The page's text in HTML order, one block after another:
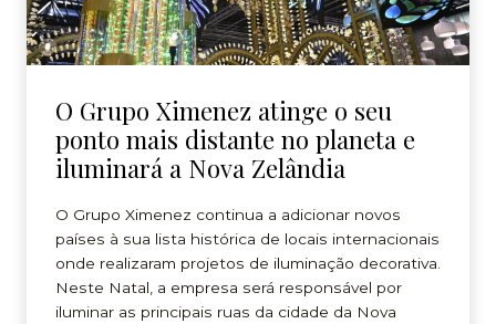
O Grupo Ximenez atinge o seu
ponto mais distante no planeta e
iluminará a Nova Zelândia
O Grupo Ximenez continua a adicionar novos
países à sua lista histórica de locais internacionais
onde realizaram projetos de iluminação decorativa.
Neste Natal, a empresa será responsável por
iluminar as principais ruas da cidade da Nova